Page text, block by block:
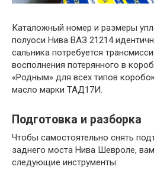
Каталожный номер и размеры
полуоси Нива ВАЗ 21214
сальника потребуется
восполнения потерянного в
«Родным» для всех типов
масло марки ТАД17И.
Подготовка и разборка
Чтобы самостоятельно снять
заднего моста Нива Шевроле,
следующие инструменты: